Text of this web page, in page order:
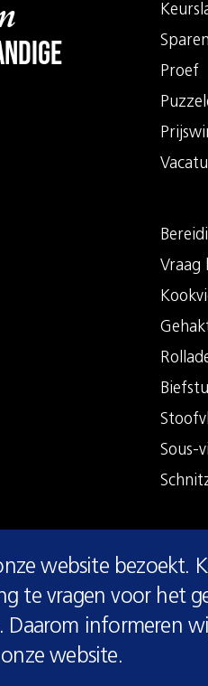
website bezoekt.
te vragen voor het
Daarom informeren
website.
Sparen
Proef
Vraag
Sous-